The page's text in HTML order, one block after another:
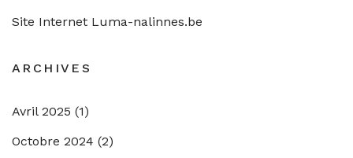
Site Internet Luma-nalinnes.be
ARCHIVES
Avril 2025 (1)
Octobre 2024 (2)